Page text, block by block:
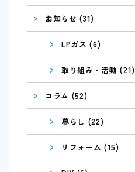
> お知らせ (31)
> LPガス (6)
> 取り組み・活動 (21)
> コラム (52)
> 暮らし (22)
> リフォーム (15)